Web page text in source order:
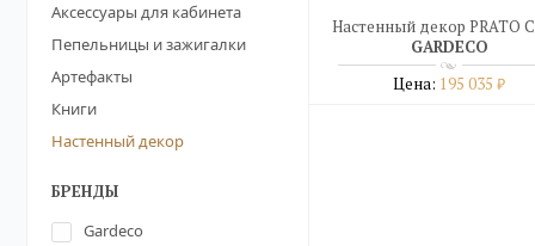
Аксессуары для кабинета
Пепельницы и зажигалки
Артефакты
Книги
Настенный декор
БРЕНДЫ
Gardeco
Настенный декор PRATO
GARDECO
Цена: 195 035 ₽